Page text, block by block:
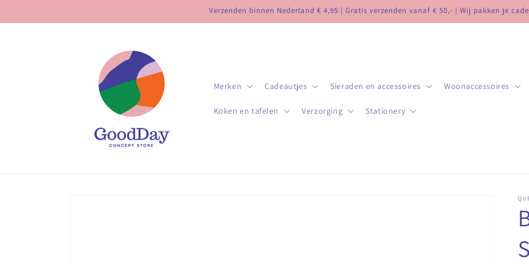
content
Verzenden binnen Nederland € 4,95 | Gratis verzenden vanaf € 50,- | Wij pakken je
Merken Cadeautjes Sieraden en accessoires Woonaccessoires
Koken en tafelen Verzorging Stationery